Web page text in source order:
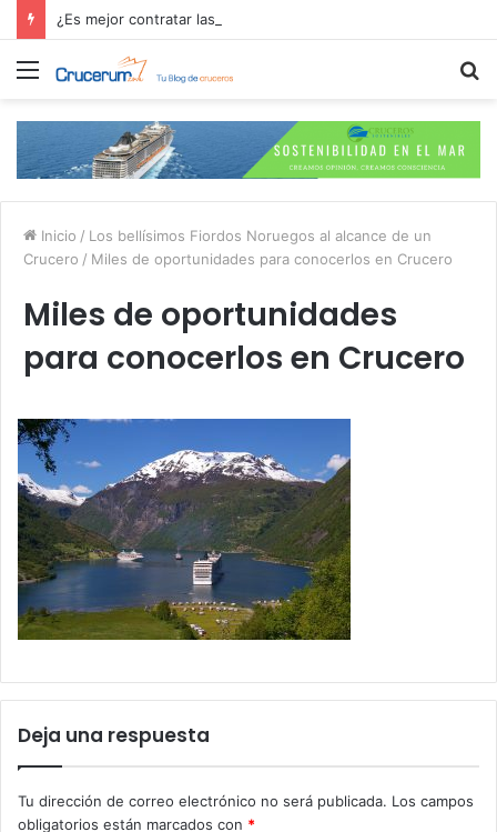
Menú
Inicio / Los bellísimos Fiordos Noruegos al alcance de un
Crucero / Miles de oportunidades para conocerlos en Crucero
Miles de oportunidades
para conocerlos en Crucero
Deja una respuesta
Tu dirección de correo electrónico no será publicada. Los campos
obligatorios están marcados con *